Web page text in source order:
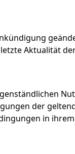
Aktualität
der
in